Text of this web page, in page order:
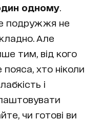
одному
подружжя не
Але
тим, від кого
хто ніколи
і
чи готові ви